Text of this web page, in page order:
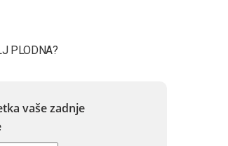
PLODNA?
vaše zadnje